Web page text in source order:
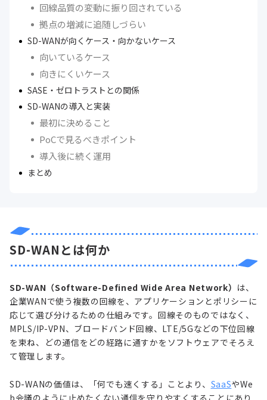
回線品質の変動に振り回されている
拠点の増減に追随しづらい
SD-WANが向くケース・向かないケース
向いているケース
向きにくいケース
SASE・ゼロトラストとの関係
SD-WANの導入と実装
最初に決めること
PoCで見るべきポイント
導入後に続く運用
まとめ
SD-WANとは何か
SD-WAN（Software-Defined Wide Area Network） は、
企業WANで使う複数の回線を、アプリケーションとポリシーに
応じて選び分けるための仕組みです。回線そのものではなく、
MPLS/IP-VPN、ブロードバンド回線、LTE/5Gなどの下位回線
を束ね、どの通信をどの経路に通すかをソフトウェアでそろえ
て管理します。
SD-WANの価値は、「何でも速くする」ことより、 SaaSやWe